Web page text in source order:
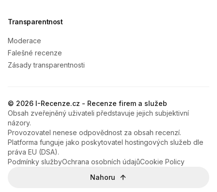
Transparentnost
Moderace
Falešné recenze
Zásady transparentnosti
© 2026 I-Recenze.cz - Recenze firem a služeb
Obsah zveřejněný uživateli představuje jejich subjektivní
názory.
Provozovatel nenese odpovědnost za obsah recenzí.
Platforma funguje jako poskytovatel hostingových služeb dle
práva EU (DSA).
Podmínky službyOchrana osobních údajůCookie Policy
Nahoru